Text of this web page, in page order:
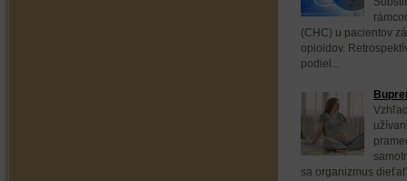
(CHC) u pacientov
opioidov.
podiel...
sa organizmus